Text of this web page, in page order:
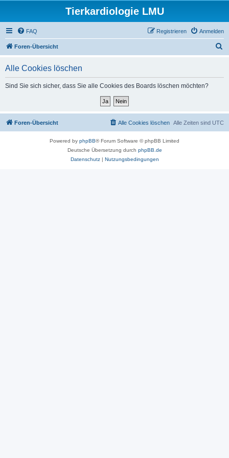
Tierkardiologie LMU
FAQ Anmelden
Registrieren
Foren-Übersicht
Alle Cookies löschen
Sind Sie sich sicher, dass Sie alle Cookies des Boards löschen möchten?
Foren-Übersicht Alle Zeiten sind UTC
Alle Cookies löschen
Powered by phpBB® Forum Software © phpBB Limited
Deutsche Übersetzung durch phpBB.de
Datenschutz| Nutzungsbedingungen